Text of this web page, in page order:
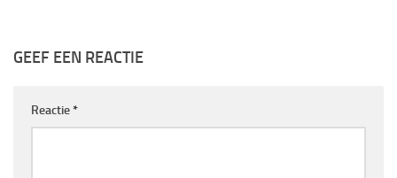
GEEF EEN REACTIE
Reactie*